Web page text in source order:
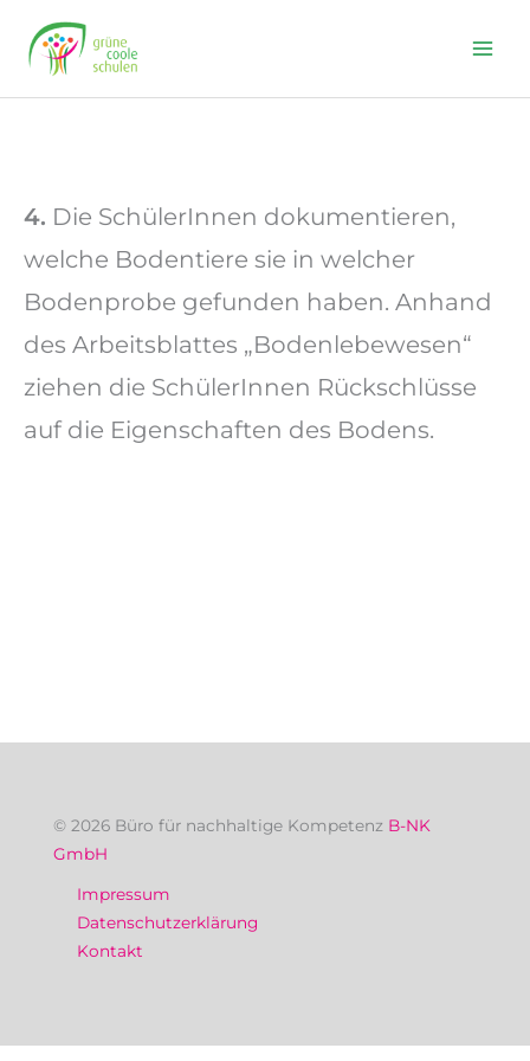
content
4. Die SchülerInnen dokumentieren,
welche Bodentiere sie in welcher
Bodenprobe gefunden haben. Anhand
des Arbeitsblattes „Bodenlebewesen“
ziehen die SchülerInnen Rückschlüsse
auf die Eigenschaften des Bodens.
© 2026 Büro für nachhaltige Kompetenz B-NK
GmbH
Impressum
Datenschutzerklärung
Kontakt